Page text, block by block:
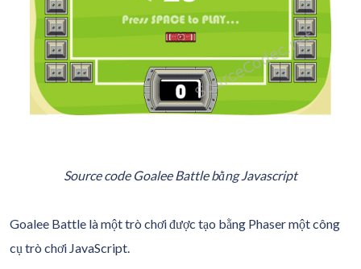
Source code Goalee Battle bằng Javascript
Goalee Battle là một trò chơi được tạo bằng Phaser một công
cụ trò chơi JavaScript.